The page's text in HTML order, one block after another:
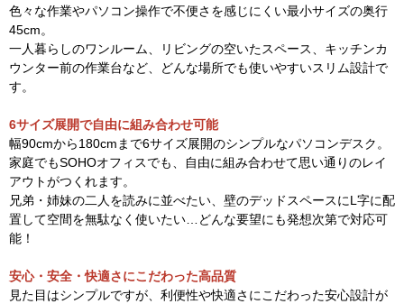
色々な作業やパソコン操作で不便さを感じにくい最小サイズの奥行
45cm。
一人暮らしのワンルーム、リビングの空いたスペース、キッチンカ
ウンター前の作業台など、どんな場所でも使いやすいスリム設計で
す。
6サイズ展開で自由に組み合わせ可能
幅90cmから180cmまで6サイズ展開のシンプルなパソコンデスク。
家庭でもSOHOオフィスでも、自由に組み合わせて思い通りのレイ
アウトがつくれます。
兄弟・姉妹の二人を読みに並べたい、壁のデッドスペースにL字に配
置して空間を無駄なく使いたい…どんな要望にも発想次第で対応可
能！
安心・安全・快適さにこだわった高品質
見た目はシンプルですが、利便性や快適さにこだわった安心設計が